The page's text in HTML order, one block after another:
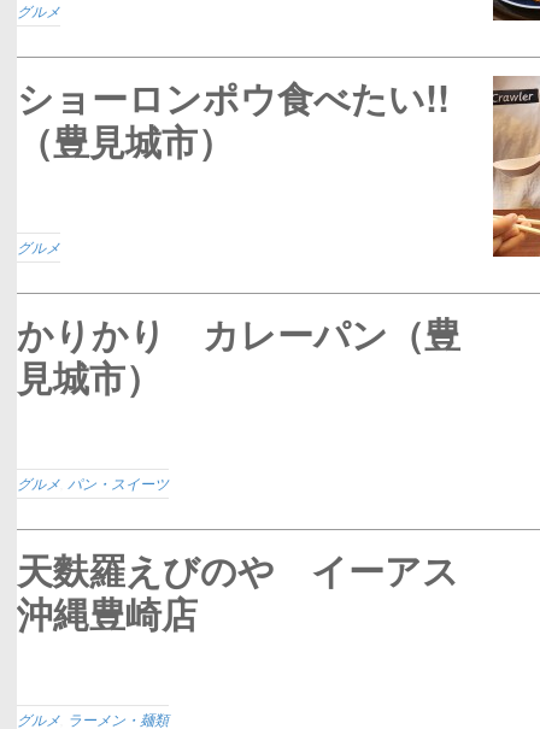
グルメ
ショーロンポウ食べたい!!
（豊見城市）
グルメ
かりかり カレーパン（豊
見城市）
グルメ パン・スイーツ
天麩羅えびのや イーアス
沖縄豊崎店
グルメ ラーメン・麺類